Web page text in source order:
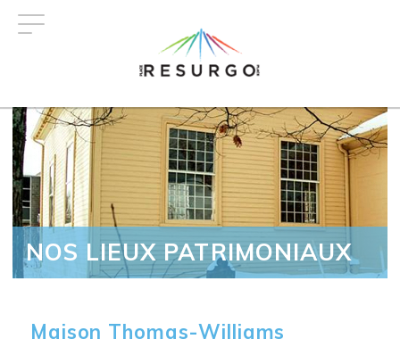
NOS LIEUX PATRIMONIAUX
Maison Thomas-Williams